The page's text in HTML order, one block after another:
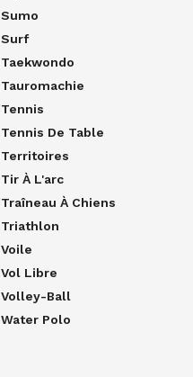
Sumo
Surf
Taekwondo
Tauromachie
Tennis
Tennis De Table
Territoires
Tir À L'arc
Traîneau À Chiens
Triathlon
Voile
Vol Libre
Volley-Ball
Water Polo